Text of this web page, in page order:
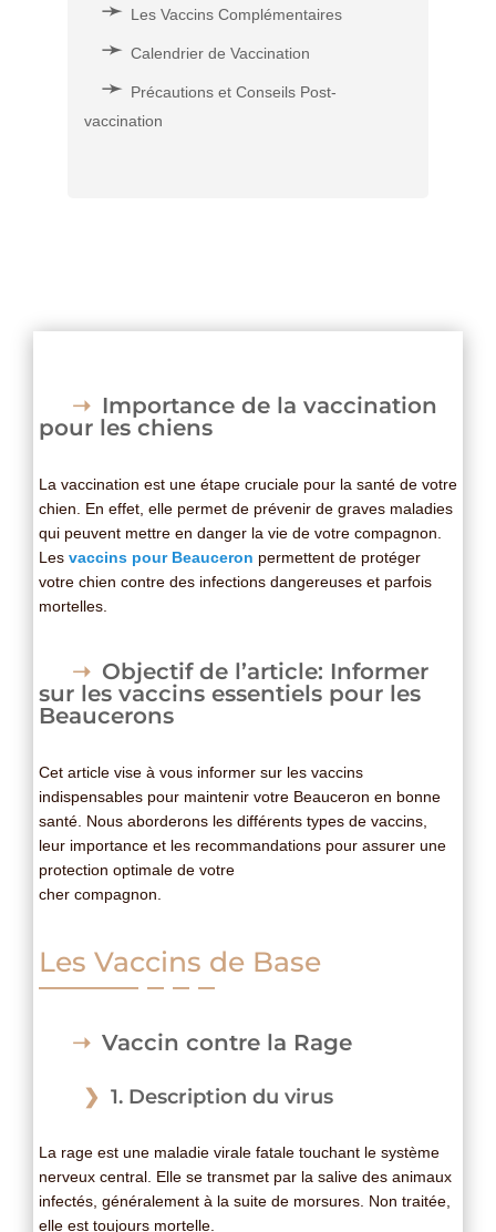
Les Vaccins Complémentaires
Calendrier de Vaccination
Précautions et Conseils Post-
vaccination
Importance de la vaccination
pour les chiens
La vaccination est une étape cruciale pour la santé de votre
chien. En effet, elle permet de prévenir de graves maladies
qui peuvent mettre en danger la vie de votre compagnon.
Les vaccins pour Beauceron permettent de protéger
votre chien contre des infections dangereuses et parfois
mortelles.
Objectif de l’article: Informer
sur les vaccins essentiels pour les
Beaucerons
Cet article vise à vous informer sur les vaccins
indispensables pour maintenir votre Beauceron en bonne
santé. Nous aborderons les différents types de vaccins,
leur importance et les recommandations pour assurer une
protection optimale de votre
cher compagnon.
Les Vaccins de Base
Vaccin contre la Rage
1. Description du virus
La rage est une maladie virale fatale touchant le système
nerveux central. Elle se transmet par la salive des animaux
infectés, généralement à la suite de morsures. Non traitée,
elle est toujours mortelle.